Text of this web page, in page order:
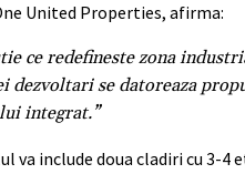
United Properties, afirma:
ce redefineste zona
dezvoltari se datoreaza
integrat.”
va include doua cladiri cu 3-